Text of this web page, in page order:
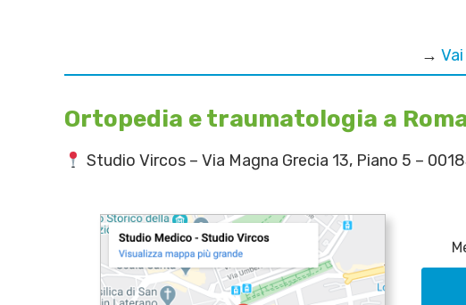
→
Ortopedia e traumatologia a
Studio Vircos – Via Magna Grecia 13, Piano 5 –